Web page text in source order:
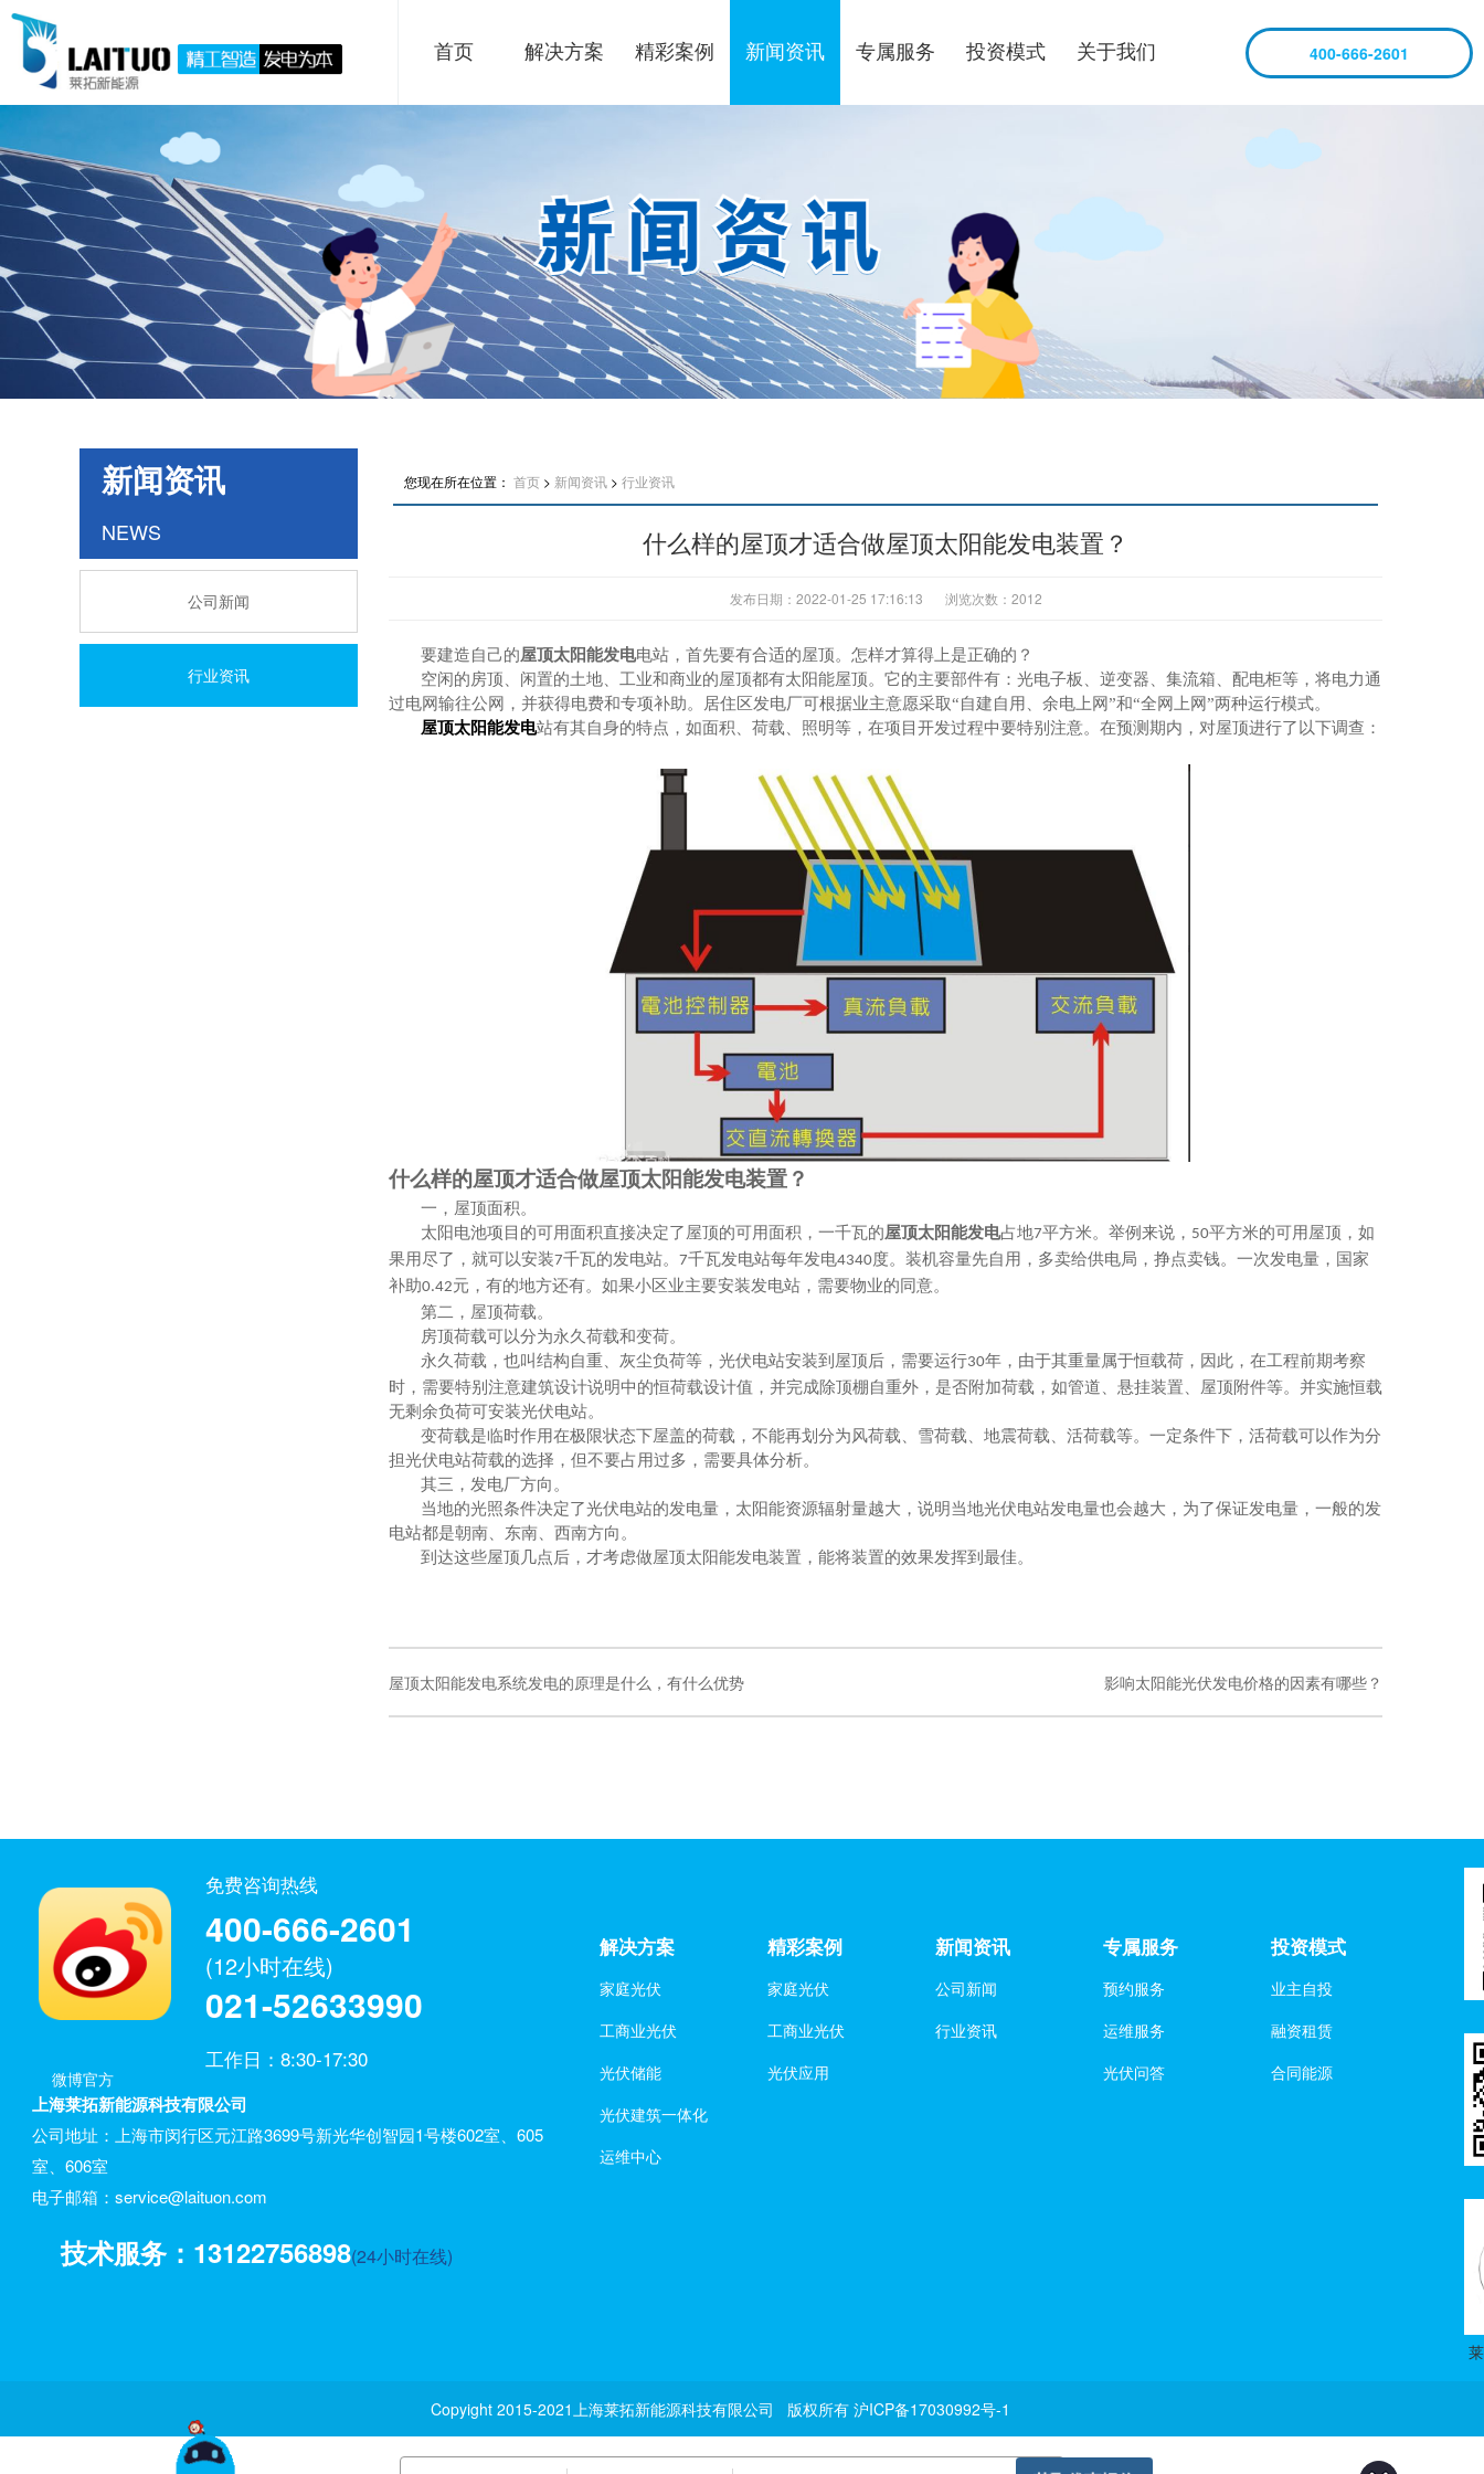
首页 解决方案 精彩案例 新闻资讯 专属服务 投资模式 关于我们 400-666-2601
新闻资讯
NEWS
公司新闻
行业资讯
您现在所在位置： 首页 > 新闻资讯 > 行业资讯
什么样的屋顶才适合做屋顶太阳能发电装置？
发布日期：2022-01-25 17:16:13 浏览次数： 2012
要建造自己的屋顶太阳能发电电站，首先要有合适的屋顶。怎样才算得上是正确的？
空闲的房顶、闲置的土地、工业和商业的屋顶都有太阳能屋顶。它的主要部件有：光电子板、逆变器、集流箱、配电柜等，将电力通
过电网输往公网，并获得电费和专项补助。居住区发电厂可根据业主意愿采取“自建自用、余电上网”和“全网上网”两种运行模式。
屋顶太阳能发电站有其自身的特点，如面积、荷载、照明等，在项目开发过程中要特别注意。在预测期内，对屋顶进行了以下调查：
什么样的屋顶才适合做屋顶太阳能发电装置？
一，屋顶面积。
太阳电池项目的可用面积直接决定了屋顶的可用面积，一千瓦的屋顶太阳能发电占地7平方米。举例来说， 50平方米的可用屋顶，如
果用尽了，就可以安装7千瓦的发电站。 7千瓦发电站每年发电4340度。装机容量先自用，多卖给供电局，挣点卖钱。一次发电量，国家
补助0.42元，有的地方还有。如果小区业主要安装发电站，需要物业的同意。
第二，屋顶荷载。
房顶荷载可以分为永久荷载和变荷。
永久荷载，也叫结构自重、灰尘负荷等，光伏电站安装到屋顶后，需要运行30年，由于其重量属于恒载荷，因此，在工程前期考察
时，需要特别注意建筑设计说明中的恒荷载设计值，并完成除顶棚自重外，是否附加荷载，如管道、悬挂装置、屋顶附件等。并实施恒载
无剩余负荷可安装光伏电站。
变荷载是临时作用在极限状态下屋盖的荷载，不能再划分为风荷载、雪荷载、地震荷载、活荷载等。一定条件下，活荷载可以作为分
担光伏电站荷载的选择，但不要占用过多，需要具体分析。
其三，发电厂方向。
当地的光照条件决定了光伏电站的发电量，太阳能资源辐射量越大，说明当地光伏电站发电量也会越大，为了保证发电量，一般的发
电站都是朝南、东南、西南方向。
到达这些屋顶几点后，才考虑做屋顶太阳能发电装置，能将装置的效果发挥到最佳。
屋顶太阳能发电系统发电的原理是什么，有什么优势 影响太阳能光伏发电价格的因素有哪些？
微博官方
免费咨询热线
400-666-2601
(12小时在线)
021-52633990
工作日：8:30-17:30
上海莱拓新能源科技有限公司
公司地址：上海市闵行区元江路3699号新光华创智园1号楼602室、605
室、606室
电子邮箱：service@laituon.com
技术服务：13122756898(24小时在线)
解决方案
家庭光伏
工商业光伏
光伏储能
光伏建筑一体化
运维中心
精彩案例
家庭光伏
工商业光伏
光伏应用
新闻资讯
公司新闻
行业资讯
专属服务
预约服务
运维服务
光伏问答
投资模式
业主自投
融资租赁
合同能源
Copyight 2015-2021上海莱拓新能源科技有限公司 版权所有 沪ICP备17030992号-1